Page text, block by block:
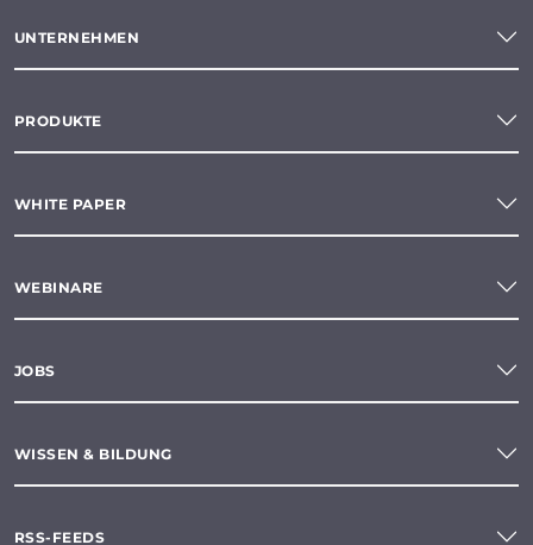
UNTERNEHMEN
PRODUKTE
WHITE PAPER
WEBINARE
JOBS
WISSEN & BILDUNG
RSS-FEEDS